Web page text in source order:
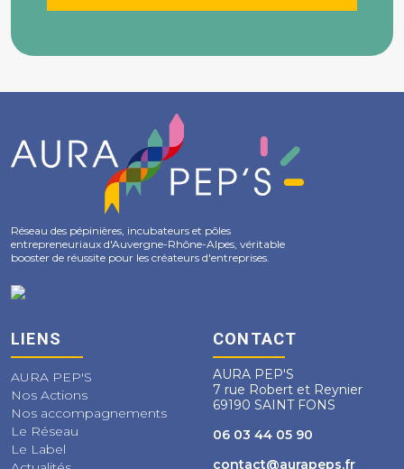
Réseau des pépinières, incubateurs et pôles
entrepreneuriaux d'Auvergne-Rhône-Alpes, véritable
booster de réussite pour les créateurs d'entreprises.
LIENS
AURA PEP'S
Nos Actions
Nos accompagnements
Le Réseau
Le Label
CONTACT
AURA PEP'S
7 rue Robert et Reynier
69190 SAINT FONS
06 03 44 05 90
contact@aurapeps.fr